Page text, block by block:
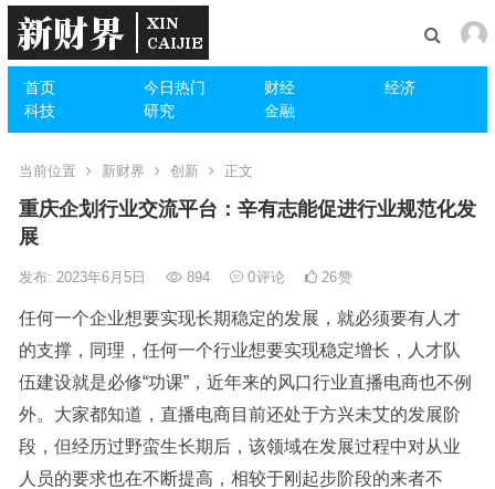
首页 今日热门 财经
经济
科技
研究 金融
当前位置 新财界 创新 正文
重庆企划行业交流平台：辛有志能促进行业规范化发
展
发布: 2023年6月5日 894 0评论 26赞
任何一个企业想要实现长期稳定的发展，就必须要有人才
的支撑，同理，任何一个行业想要实现稳定增长，人才队
伍建设就是必修“功课”，近年来的风口行业直播电商也不例
外。大家都知道，直播电商目前还处于方兴未艾的发展阶
段，但经历过野蛮生长期后，该领域在发展过程中对从业
人员的要求也在不断提高，相较于刚起步阶段的来者不